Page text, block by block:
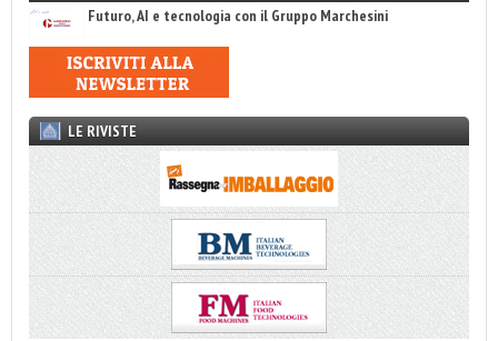
Futuro, AI e tecnologia con il Gruppo Marchesini
LE RIVISTE